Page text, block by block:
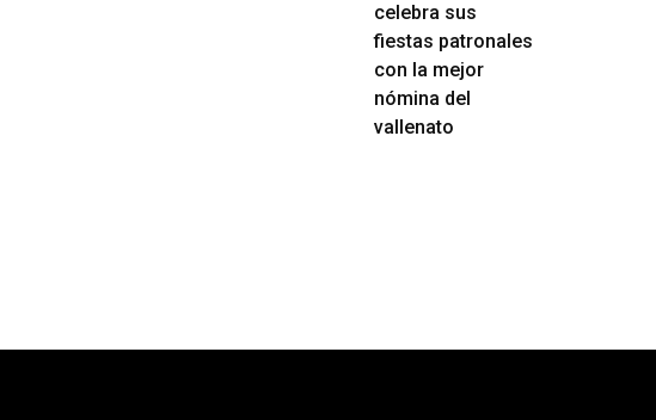
celebra sus
fiestas patronales
con la mejor
nómina del
vallenato